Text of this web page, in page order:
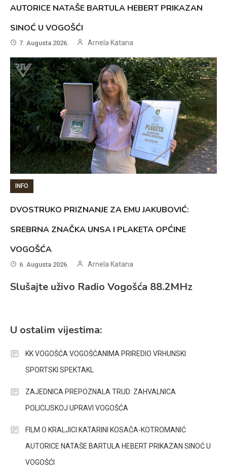
AUTORICE NATAŠE BARTULA HEBERT PRIKAZAN
SINOĆ U VOGOŠĆI
7. Augusta 2026. Arnela Katana
INFO
DVOSTRUKO PRIZNANJE ZA EMU JAKUBOVIĆ:
SREBRNA ZNAČKA UNSA I PLAKETA OPĆINE
VOGOŠĆA
6. Augusta 2026. Arnela Katana
Slušajte uživo Radio Vogošća 88.2MHz
U ostalim vijestima:
KK VOGOŠĆA VOGOŠĆANIMA PRIREDIO VRHUNSKI
SPORTSKI SPEKTAKL
ZAJEDNICA PREPOZNALA TRUD: ZAHVALNICA
POLICIJSKOJ UPRAVI VOGOŠĆA
FILM O KRALJICI KATARINI KOSAČA-KOTROMANIĆ
AUTORICE NATAŠE BARTULA HEBERT PRIKAZAN SINOĆ U
VOGOŠĆI